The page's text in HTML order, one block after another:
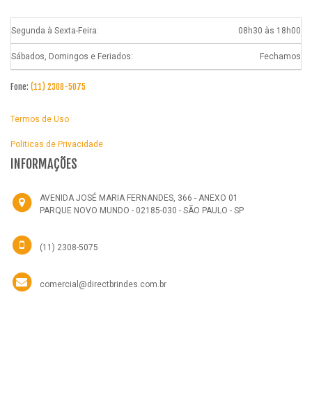
Segunda à Sexta-Feira: 08h30 às 18h00
Sábados, Domingos e Feriados: Fechamos
Fone: (11) 2308-5075
Termos de Uso
Politicas de Privacidade
INFORMAÇÕES
AVENIDA JOSÉ MARIA FERNANDES, 366 - ANEXO 01
PARQUE NOVO MUNDO - 02185-030 - SÃO PAULO - SP
(11) 2308-5075
comercial@directbrindes.com.br